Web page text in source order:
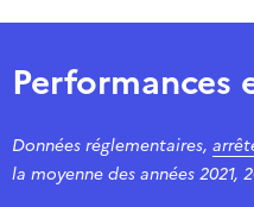
Performances
Données réglementaires,
la moyenne des années